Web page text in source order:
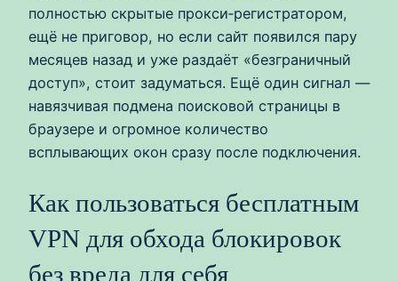
полностью скрытые прокси‑регистратором,
ещё не приговор, но если сайт появился пару
месяцев назад и уже раздаёт «безграничный
доступ», стоит задуматься. Ещё один сигнал —
навязчивая подмена поисковой страницы в
браузере и огромное количество
всплывающих окон сразу после подключения.
Как пользоваться бесплатным
VPN для обхода блокировок
без вреда для себя